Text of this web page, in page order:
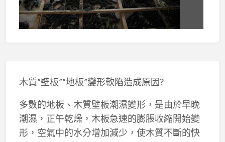
木質”壁板””地板”變形軟陷造成原因?
多數的地板、木質壁板潮濕變形，是由於早晚
潮濕，正午乾燥，木板急速的膨脹收縮開始變
形，空氣中的水分增加減少，使木質不斷的快